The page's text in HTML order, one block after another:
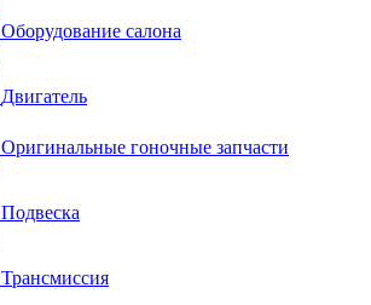
Оборудование салона
Двигатель
Оригинальные гоночные запчасти
Подвеска
Трансмиссия